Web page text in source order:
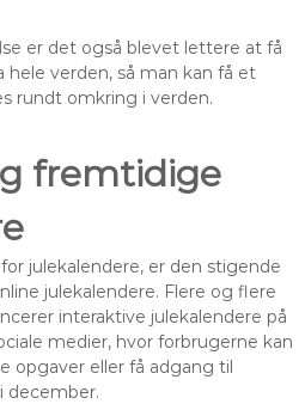
er det også blevet lettere at få
hele verden, så man kan få et
rundt omkring i verden.
fremtidige
julekalendere, er den stigende
julekalendere. Flere og flere
interaktive julekalendere på
medier, hvor forbrugerne kan
opgaver eller få adgang til
december.